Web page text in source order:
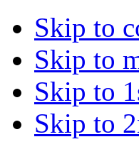
Skip to
Skip to
Skip to
Skip to